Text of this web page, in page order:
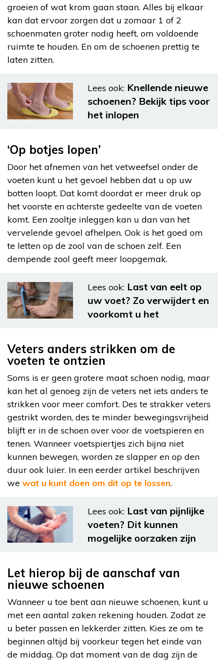
groeien of wat krom gaan staan. Alles bij elkaar
kan dat ervoor zorgen dat u zomaar 1 of 2
schoenmaten groter nodig heeft, om voldoende
ruimte te houden. En om de schoenen prettig te
laten zitten.
Lees ook: Knellende nieuwe
schoenen? Bekijk tips voor
het inlopen
‘Op botjes lopen’
Door het afnemen van het vetweefsel onder de
voeten kunt u het gevoel hebben dat u op uw
botten loopt. Dat komt doordat er meer druk op
het voorste en achterste gedeelte van de voeten
komt. Een zooltje inleggen kan u dan van het
vervelende gevoel afhelpen. Ook is het goed om
te letten op de zool van de schoen zelf. Een
dempende zool geeft meer loopgemak.
Lees ook: Last van eelt op
uw voet? Zo verwijdert en
voorkomt u het
Veters anders strikken om de
voeten te ontzien
Soms is er geen grotere maat schoen nodig, maar
kan het al genoeg zijn de veters net iets anders te
strikken voor meer comfort. Des te strakker veters
gestrikt worden, des te minder bewegingsvrijheid
blijft er in de schoen over voor de voetspieren en
tenen. Wanneer voetspiertjes zich bijna niet
kunnen bewegen, worden ze slapper en op den
duur ook luier. In een eerder artikel beschrijven
we wat u kunt doen om dit op te lossen.
Lees ook: Last van pijnlijke
voeten? Dit kunnen
mogelijke oorzaken zijn
Let hierop bij de aanschaf van
nieuwe schoenen
Wanneer u toe bent aan nieuwe schoenen, kunt u
met een aantal zaken rekening houden. Zodat ze
u beter passen en lekkerder zitten. Kies ze om te
beginnen altijd bij voorkeur tegen het einde van
de middag. Op dat moment van de dag zijn de